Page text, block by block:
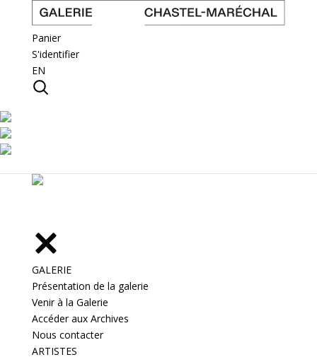
Panier
S'identifier
EN
GALERIE
Présentation de la galerie
Venir à la Galerie
Accéder aux Archives
Nous contacter
ARTISTES